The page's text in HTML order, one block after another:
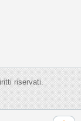
riservati.